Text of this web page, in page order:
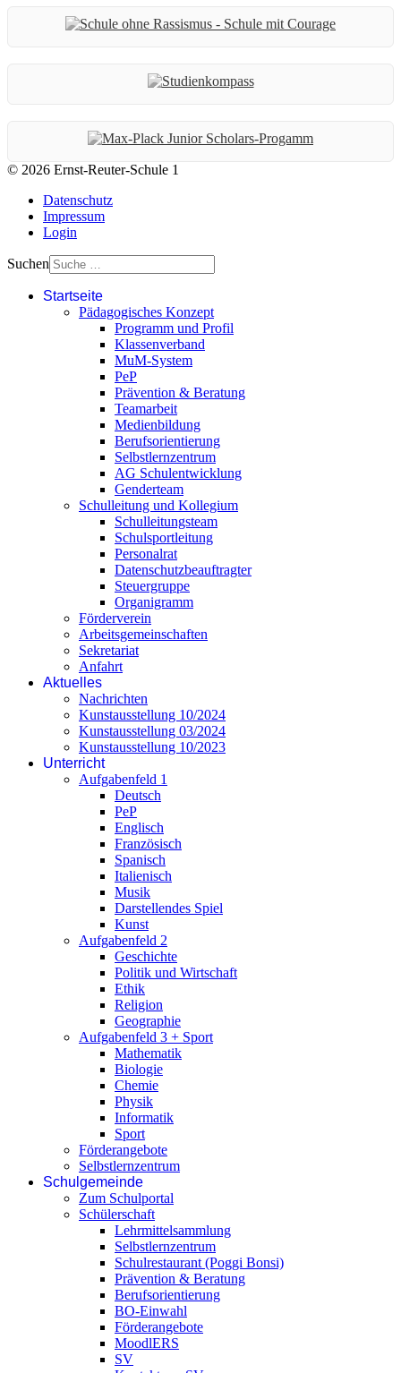
© 2026 Ernst-Reuter-Schule 1
Datenschutz
Impressum
Login
Suchen
Startseite
Pädagogisches Konzept
Programm und Profil
Klassenverband
MuM-System
PeP
Prävention & Beratung
Teamarbeit
Medienbildung
Berufsorientierung
Selbstlernzentrum
AG Schulentwicklung
Genderteam
Schulleitung und Kollegium
Schulleitungsteam
Schulsportleitung
Personalrat
Datenschutzbeauftragter
Steuergruppe
Organigramm
Förderverein
Arbeitsgemeinschaften
Sekretariat
Anfahrt
Aktuelles
Nachrichten
Kunstausstellung 10/2024
Kunstausstellung 03/2024
Kunstausstellung 10/2023
Unterricht
Aufgabenfeld 1
Deutsch
PeP
Englisch
Französisch
Spanisch
Italienisch
Musik
Darstellendes Spiel
Kunst
Aufgabenfeld 2
Geschichte
Politik und Wirtschaft
Ethik
Religion
Geographie
Aufgabenfeld 3 + Sport
Mathematik
Biologie
Chemie
Physik
Informatik
Sport
Förderangebote
Selbstlernzentrum
Schulgemeinde
Zum Schulportal
Schülerschaft
Lehrmittelsammlung
Selbstlernzentrum
Schulrestaurant (Poggi Bonsi)
Prävention & Beratung
Berufsorientierung
BO-Einwahl
Förderangebote
MoodlERS
SV